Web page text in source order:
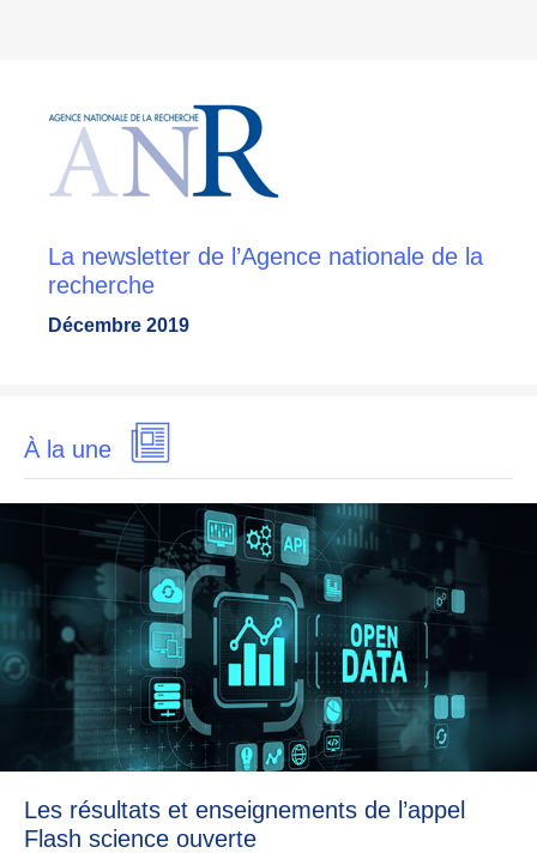
La newsletter de l’Agence nationale de la
recherche
Décembre 2019
À la une
Les résultats et enseignements de l’appel
Flash science ouverte